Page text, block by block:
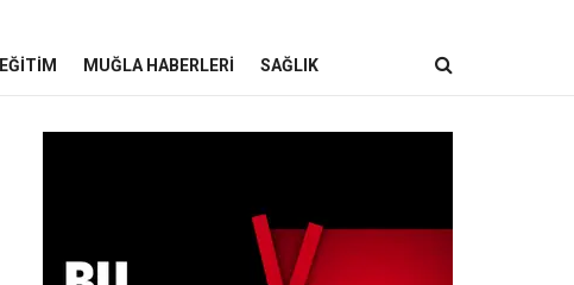
EĞITIM MUĞLA HABERLERI SAĞLIK